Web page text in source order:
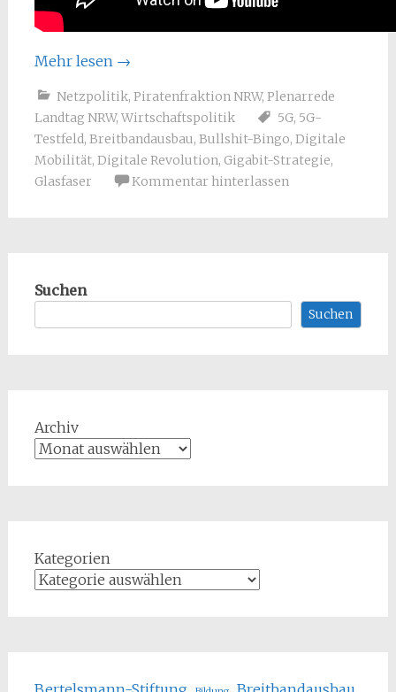
Mehr lesen →
Netzpolitik, Piratenfraktion NRW, Plenarrede
Landtag NRW, Wirtschaftspolitik 5G, 5G-
Testfeld, Breitbandausbau, Bullshit-Bingo, Digitale
Mobilität, Digitale Revolution, Gigabit-Strategie,
Glasfaser
Kommentar hinterlassen
Suchen
Suchen
Archiv
Kategorien